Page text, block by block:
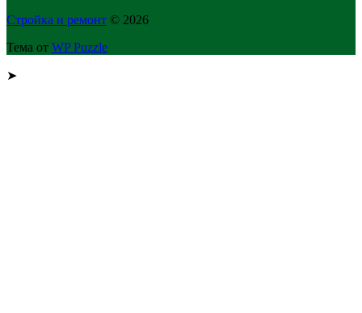
Стройка и ремонт © 2026
Тема от WP Puzzle
➤